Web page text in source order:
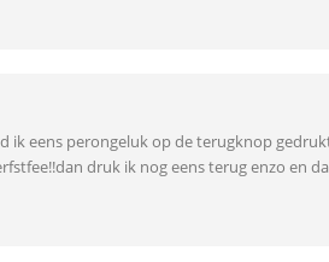
ik eens perongeluk op de terugknop
druk ik nog eens terug enzo en